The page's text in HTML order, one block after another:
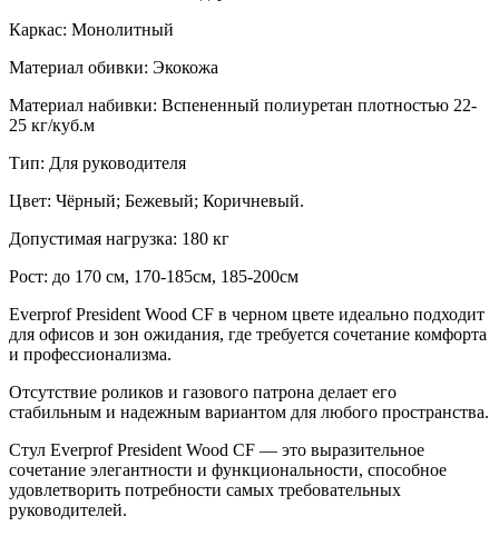
Каркас: Монолитный
Материал обивки: Экокожа
Материал набивки: Вспененный полиуретан плотностью 22-
25 кг/куб.м
Тип: Для руководителя
Цвет: Чёрный; Бежевый; Коричневый.
Допустимая нагрузка: 180 кг
Рост: до 170 см, 170-185см, 185-200см
Everprof President Wood CF в черном цвете идеально подходит
для офисов и зон ожидания, где требуется сочетание комфорта
и профессионализма.
Отсутствие роликов и газового патрона делает его
стабильным и надежным вариантом для любого пространства.
Стул Everprof President Wood CF — это выразительное
сочетание элегантности и функциональности, способное
удовлетворить потребности самых требовательных
руководителей.